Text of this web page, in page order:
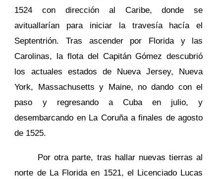
1524 con dirección al Caribe, donde se
avituallarían para iniciar la travesía hacía el
Septentrión. Tras ascender por Florida y las
Carolinas, la flota del Capitán Gómez descubrió
los actuales estados de Nueva Jersey, Nueva
York, Massachusetts y Maine, no dando con el
paso y regresando a Cuba en julio, y
desembarcando en La Coruña a finales de agosto
de 1525.
Por otra parte, tras hallar nuevas tierras al
norte de La Florida en 1521, el Licenciado Lucas